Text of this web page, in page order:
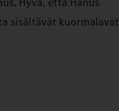
sisältävät kuormalavat